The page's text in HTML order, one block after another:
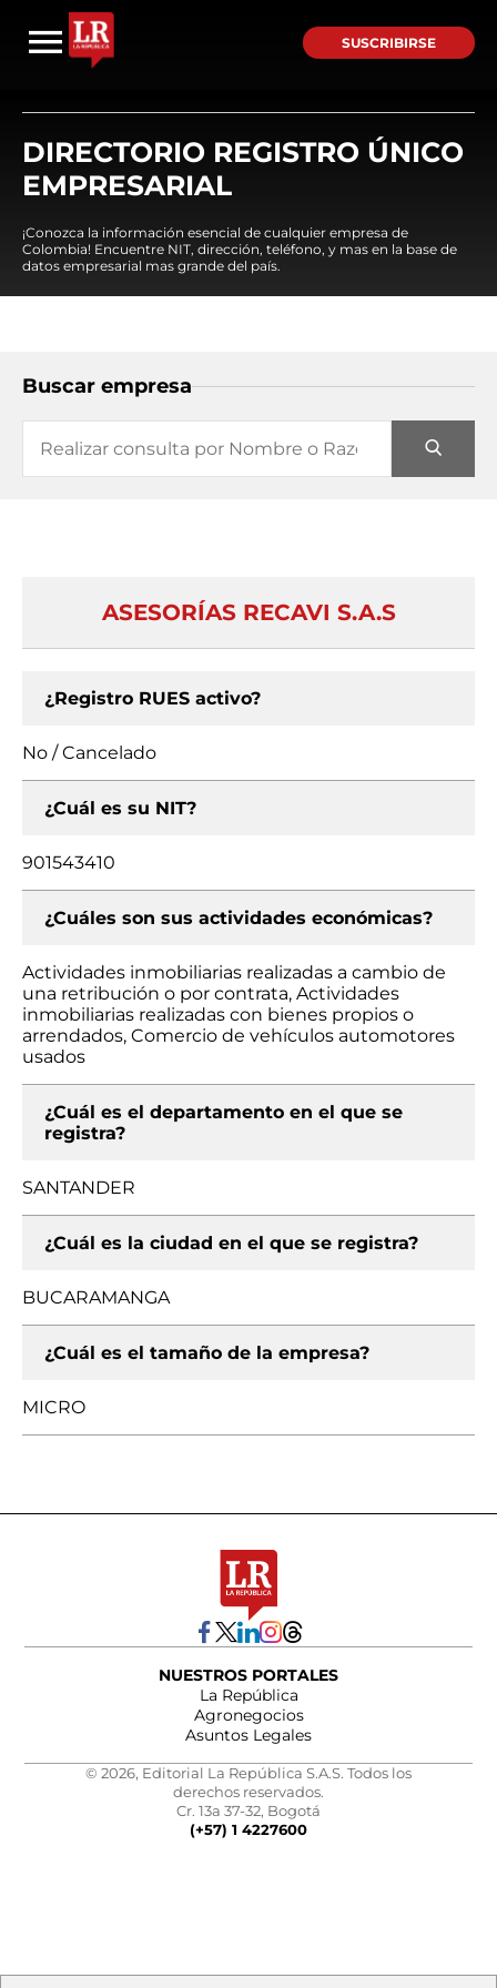
SUSCRIBIRSE
DIRECTORIO REGISTRO ÚNICO
EMPRESARIAL
¡Conozca la información esencial de cualquier empresa de
Colombia! Encuentre NIT, dirección, teléfono, y mas en la base de
datos empresarial mas grande del país.
Buscar empresa
ASESORÍAS RECAVI S.A.S
¿Registro RUES activo?
No / Cancelado
¿Cuál es su NIT?
901543410
¿Cuáles son sus actividades económicas?
Actividades inmobiliarias realizadas a cambio de
una retribución o por contrata, Actividades
inmobiliarias realizadas con bienes propios o
arrendados, Comercio de vehículos automotores
usados
¿Cuál es el departamento en el que se
registra?
SANTANDER
¿Cuál es la ciudad en el que se registra?
BUCARAMANGA
¿Cuál es el tamaño de la empresa?
MICRO
NUESTROS PORTALES
La República
Agronegocios
Asuntos Legales
© 2026, Editorial La República S.A.S. Todos los
derechos reservados.
Cr. 13a 37-32, Bogotá
(+57) 1 4227600